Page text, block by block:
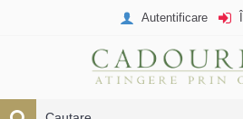
Autentificare